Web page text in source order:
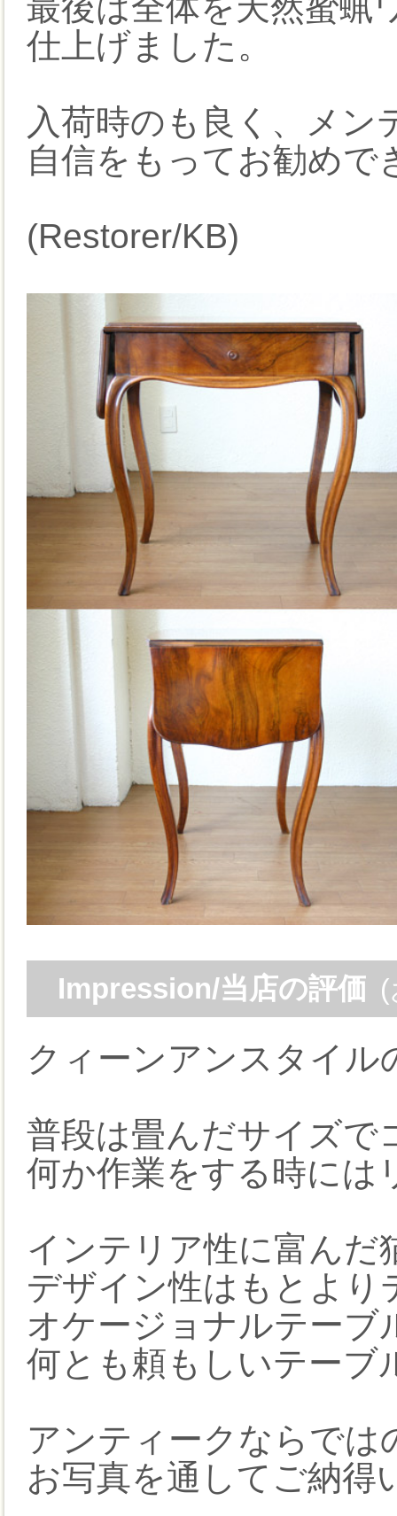
仕上げました。
入荷時のも良く、メン
自信をもってお勧めで
(Restorer/KB)
Impression/当店の評価
クィーンアンスタイ
普段は畳んだサイズで
何か作業をする時には
インテリア性に富んだ
デザイン性はもとより
オケージョナルテーブ
何とも頼もしいテーブ
アンティークならでは
お写真を通してご納得